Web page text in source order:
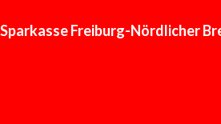
Sparkasse Freiburg-Nördlicher